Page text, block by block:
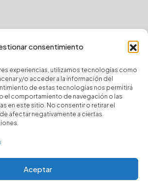
consentimiento
experiencias, utilizamos tecnologías como
y/o acceder a la información del
de estas tecnologías nos permitirá
el comportamiento de navegación o las
en este sitio. No consentir o retirar el
afectar negativamente a ciertas
Aceptar
Envio
boletín para recibir